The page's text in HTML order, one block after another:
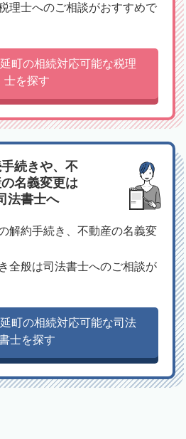
理士へのご相談がおすすめで
町の相続対応可能な税理
士を探す
続きや、不
名義変更は
法書士へ
解約手続き、不動産の名義変
全般は司法書士へのご相談が
町の相続対応可能な司法
士を探す